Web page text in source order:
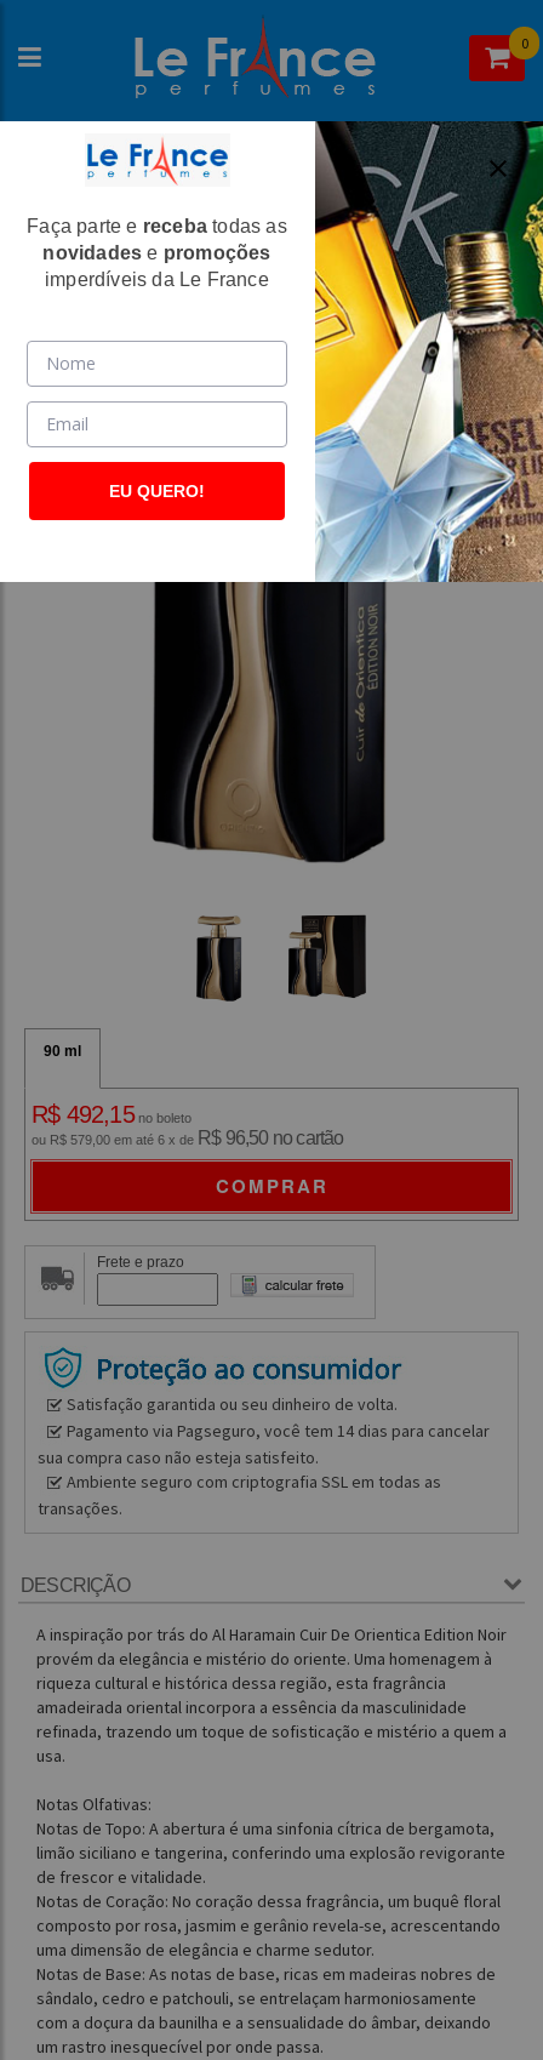
0
Home>Orientica >
Cuir De Orientica Edition Noir - Perfume
Masculino - Eau De Parfum
(2612)
90 ml
R$ 492,15no boleto
ou R$ 579,00 em até 6 x de R$ 96,50 no cartão
COMPRAR
Frete e prazo
Satisfação garantida ou seu dinheiro de volta.
Pagamento via Pagseguro, você tem 14 dias para cancelar
sua compra caso não esteja satisfeito.
Ambiente seguro com criptografia SSL em todas as
transações.
DESCRIÇÃO
A inspiração por trás do Al Haramain Cuir De Orientica Edition Noir
provém da elegância e mistério do oriente. Uma homenagem à
riqueza cultural e histórica dessa região, esta fragrância
amadeirada oriental incorpora a essência da masculinidade
refinada, trazendo um toque de sofisticação e mistério a quem a
usa.
Notas Olfativas:
Notas de Topo: A abertura é uma sinfonia cítrica de bergamota,
limão siciliano e tangerina, conferindo uma explosão revigorante
de frescor e vitalidade.
Notas de Coração: No coração dessa fragrância, um buquê floral
composto por rosa, jasmim e gerânio revela-se, acrescentando
uma dimensão de elegância e charme sedutor.
Notas de Base: As notas de base, ricas em madeiras nobres de
sândalo, cedro e patchouli, se entrelaçam harmoniosamente
com a doçura da baunilha e a sensualidade do âmbar, deixando
um rastro inesquecível por onde passa.
Faça parte e receba todas as
novidades e promoções
imperdíveis da Le France
EU QUERO!